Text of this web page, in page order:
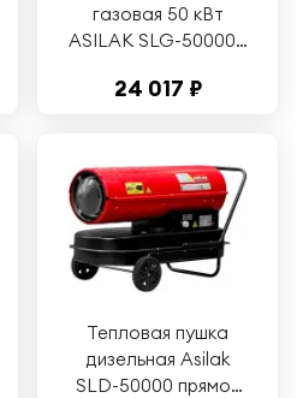
газовая 50 кВт
ASILAK SLG-50000T
(AS6310-6)
24 017 ₽
Тепловая пушка
дизельная Asilak
SLD-50000 прямой